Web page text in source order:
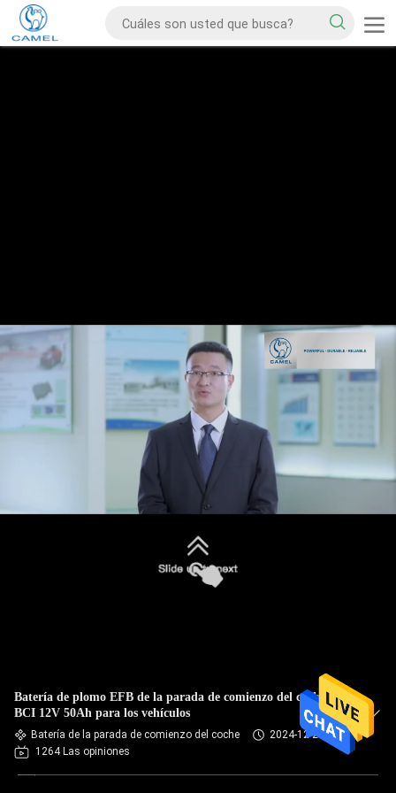
Batería de plomo EFB de la parada de comienzo del coche de
BCI 12V 50Ah para los vehículos
Batería de la parada de comienzo del coche
2024-12-24
1264 Las opiniones